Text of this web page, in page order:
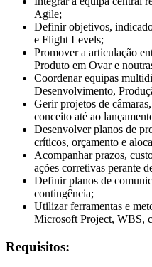
Agile;
Definir objetivos,
e Flight Levels;
Promover a articulação
Produto em Ovar e
Coordenar equipas
Desenvolvimento,
Gerir projetos de
conceito até ao
Desenvolver planos de
críticos, orçamento e
Acompanhar prazos,
ações corretivas perante
Definir planos de
contingência;
Utilizar ferramentas e
Microsoft Project, WBS,
Requisitos: